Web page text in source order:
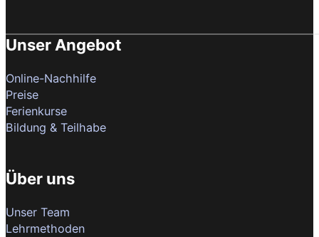
Unser Angebot
Online-Nachhilfe
Preise
Ferienkurse
Bildung & Teilhabe
Über uns
Unser Team
Lehrmethoden